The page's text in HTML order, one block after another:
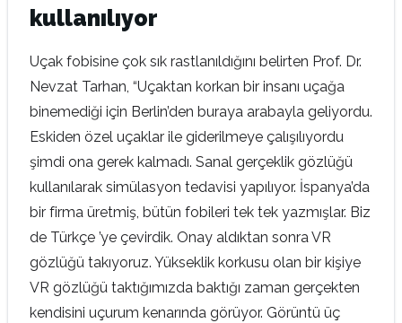
kullanılıyor
Uçak fobisine çok sık rastlanıldığını belirten Prof. Dr.
Nevzat Tarhan, “Uçaktan korkan bir insanı uçağa
binemediği için Berlin’den buraya arabayla geliyordu.
Eskiden özel uçaklar ile giderilmeye çalışılıyordu
şimdi ona gerek kalmadı. Sanal gerçeklik gözlüğü
kullanılarak simülasyon tedavisi yapılıyor. İspanya’da
bir firma üretmiş, bütün fobileri tek tek yazmışlar. Biz
de Türkçe ’ye çevirdik. Onay aldıktan sonra VR
gözlüğü takıyoruz. Yükseklik korkusu olan bir kişiye
VR gözlüğü taktığımızda baktığı zaman gerçekten
kendisini uçurum kenarında görüyor. Görüntü üç